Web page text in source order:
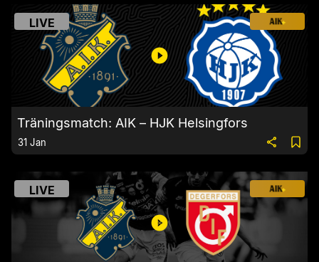
LIVE
Träningsmatch: AIK – HJK Helsingfors
31 Jan
LIVE